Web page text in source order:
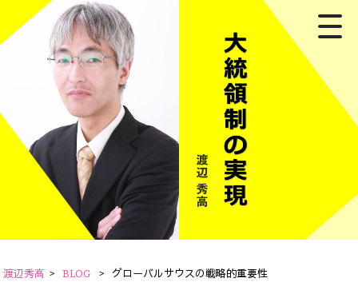
渡辺秀高 > BLOG > グローバルサウスの戦略的重要性